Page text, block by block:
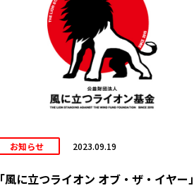
お知らせ 2023.09.19
「風に立つライオン オブ・ザ・イヤー」